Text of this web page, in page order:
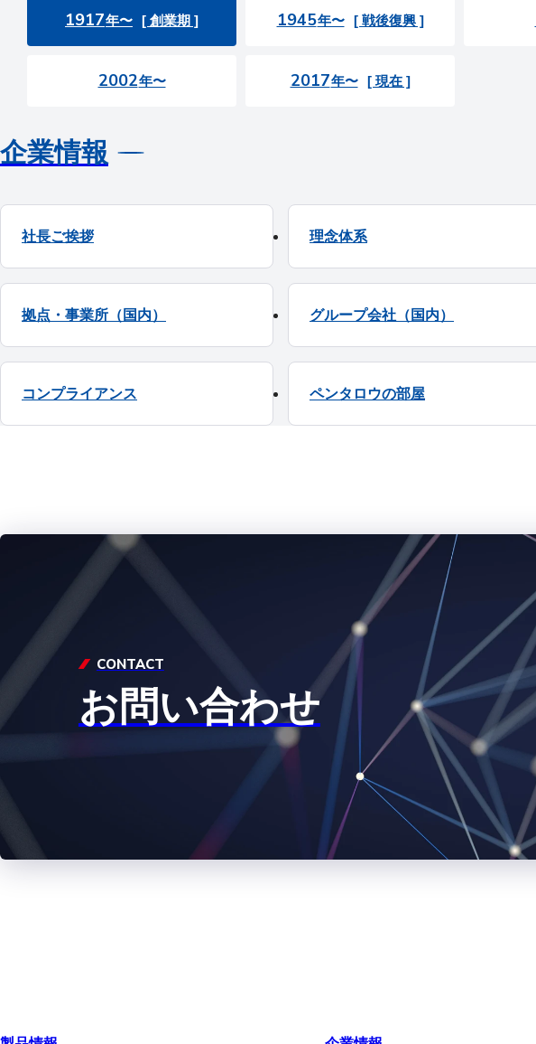
1917年〜 [ 創業期 ] 1945年〜 [ 戦後復興 ]
2002年〜 2017年〜 [ 現在 ]
企業情報
社長ご挨拶 理念体系
拠点・事業所（国内） グループ会社（国内）
コンプライアンス ペンタロウの部屋
CONTACT
お問い合わせ